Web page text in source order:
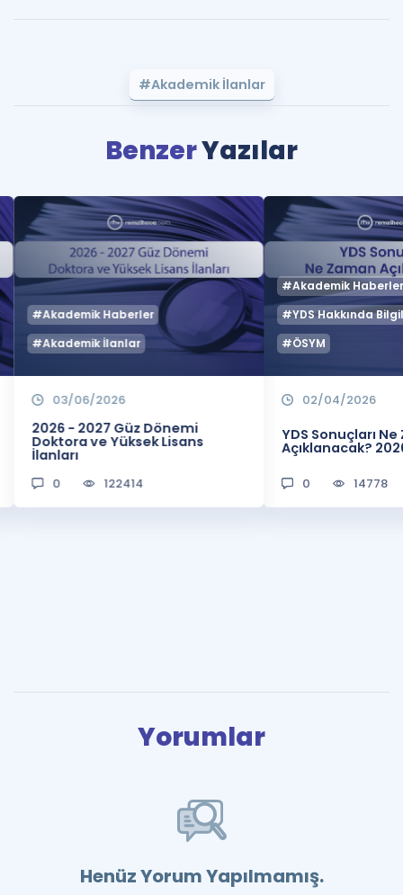
#Akademik İlanlar
BenzerYazılar
#Akademik Haberler
#Akademik İlanlar
03/06/2026
2026 - 2027 Güz Dönemi
Doktora ve Yüksek Lisans
İlanları
0 122414
#Akademik
#YDS Hakkında
#ÖSYM
02/04/2026
YDS Sonuçları
Açıklanacak?
0 14778
Yorumlar
Henüz Yorum Yapılmamış.